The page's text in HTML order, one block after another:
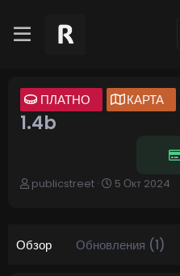
ПЛАТНО КАРТА
1.4b
А
р
publicstreet
Д
с
5 Окт 2024
Обзор Обновления (1)